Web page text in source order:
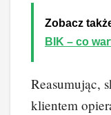
Zobacz
BIK – co
Reasumując,
klientem